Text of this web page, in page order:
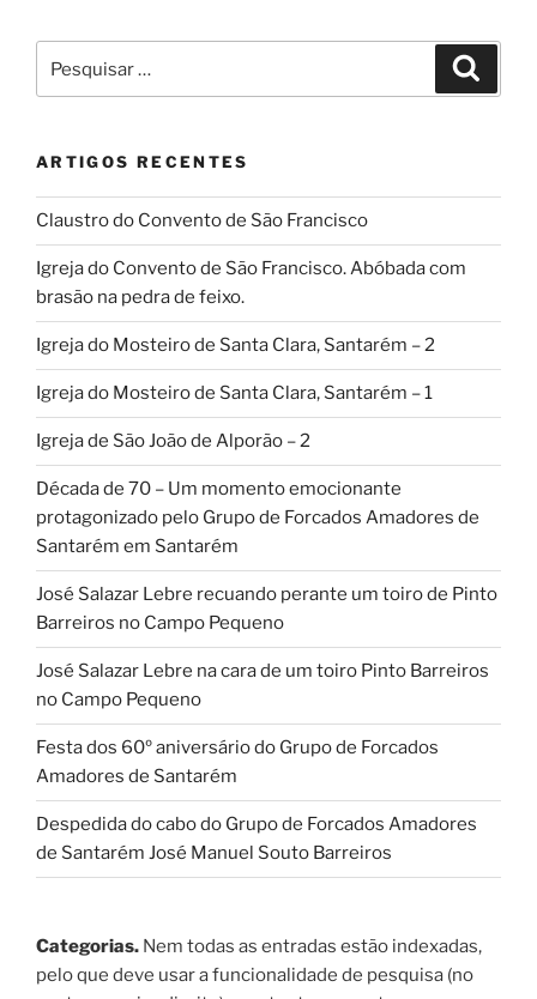
por:
ARTIGOS RECENTES
Claustro do Convento de São Francisco
Igreja do Convento de São Francisco. Abóbada com
brasão na pedra de feixo.
Igreja do Mosteiro de Santa Clara, Santarém – 2
Igreja do Mosteiro de Santa Clara, Santarém – 1
Igreja de São João de Alporão – 2
Década de 70 – Um momento emocionante
protagonizado pelo Grupo de Forcados Amadores de
Santarém em Santarém
José Salazar Lebre recuando perante um toiro de Pinto
Barreiros no Campo Pequeno
José Salazar Lebre na cara de um toiro Pinto Barreiros
no Campo Pequeno
Festa dos 60º aniversário do Grupo de Forcados
Amadores de Santarém
Despedida do cabo do Grupo de Forcados Amadores
de Santarém José Manuel Souto Barreiros
Categorias. Nem todas as entradas estão indexadas,
pelo que deve usar a funcionalidade de pesquisa (no